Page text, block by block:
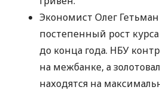
Экономист Олег Гетьман
постепенный рост
до конца года. НБУ
на межбанке, а
находятся на